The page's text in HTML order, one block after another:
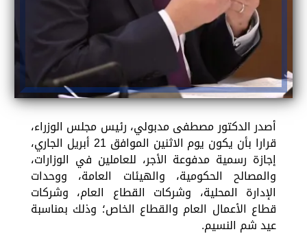
أصدر الدكتور مصطفى مدبولي، رئيس مجلس الوزراء،
قرارا بأن يكون يوم الاثنين الموافق 21 أبريل الجاري،
إجازة رسمية مدفوعة الأجر، للعاملين في الوزارات،
والمصالح الحكومية، والهيئات العامة، ووحدات
الإدارة المحلية، وشركات القطاع العام، وشركات
قطاع الأعمال العام والقطاع الخاص؛ وذلك بمناسبة
عيد شم النسيم.